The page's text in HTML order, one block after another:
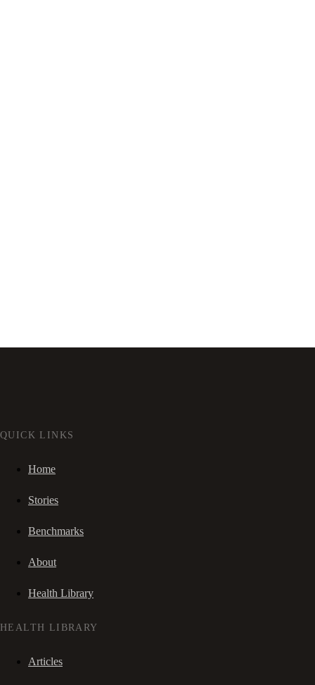
QUICK LINKS
Home
Stories
Benchmarks
About
Health Library
HEALTH LIBRARY
Articles